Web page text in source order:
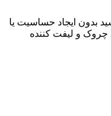
بدون ایجاد حساسیت یا
و لیفت کننده